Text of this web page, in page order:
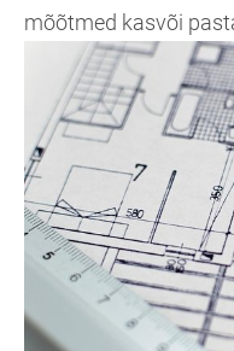
mõõtmed kasvõi